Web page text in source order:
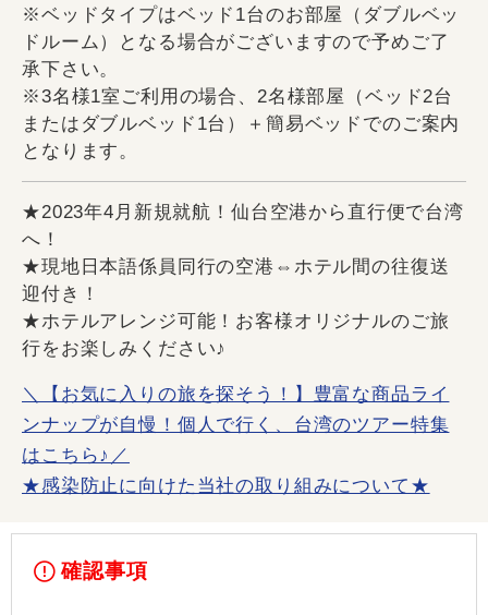
※ベッドタイプはベッド1台のお部屋（ダブルベッ
ドルーム）となる場合がございますので予めご了
承下さい。
※3名様1室ご利用の場合、2名様部屋（ベッド2台
またはダブルベッド1台）＋簡易ベッドでのご案内
となります。
★2023年4月新規就航！仙台空港から直行便で台湾
へ！
★現地日本語係員同行の空港⇔ホテル間の往復送
迎付き！
★ホテルアレンジ可能！お客様オリジナルのご旅
行をお楽しみください♪
＼【お気に入りの旅を探そう！】豊富な商品ライ
ンナップが自慢！個人で行く、台湾のツアー特集
はこちら♪／
★感染防止に向けた当社の取り組みについて★
確認事項